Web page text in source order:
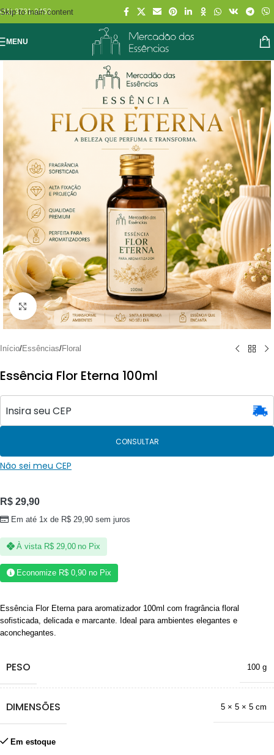
Skip to main content
(11) 3731-2452
MENU
Clique para ampliar
Início/Essências/Floral
Essência Flor Eterna 100ml
CONSULTAR
Não sei meu CEP
R$ 29,90
Em até 1x de R$ 29,90 sem juros
À vista R$29,00 no Pix
Economize R$ 0,90 no Pix
Essência Flor Eterna para aromatizador 100ml com fragrância floral
sofisticada, delicada e marcante. Ideal para ambientes elegantes e
aconchegantes.
PESO 100 g
DIMENSÕES 5 × 5 × 5 cm
Em estoque